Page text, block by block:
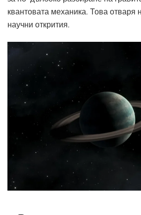
квантовата механика. Това отваря
научни открития.